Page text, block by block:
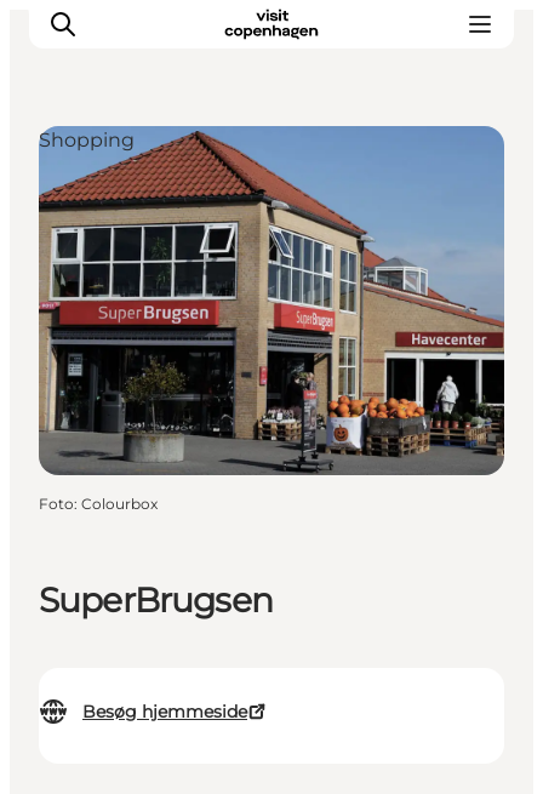
This is Copenhagen
Aktiviteter
Spis & drik
Områder
Planlæg din tur
CopenPay
Copenhagen Card
SuperBrugsen
Besøg hjemmeside
Shopping
Foto: Colourbox